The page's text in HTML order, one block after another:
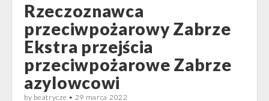
Rzeczoznawca
przeciwpożarowy Zabrze
Ekstra przejścia
przeciwpożarowe Zabrze
azylowcowi
by beatrycze • 29 marca 2022